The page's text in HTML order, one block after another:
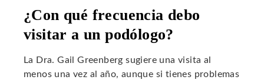
¿Con qué frecuencia debo
visitar a un podólogo?
La Dra. Gail Greenberg sugiere una visita al
menos una vez al año, aunque si tienes problemas